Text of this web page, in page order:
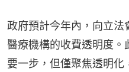
政府預計今年內，向立法
醫療機構的收費透明度。
要一步，但僅聚焦透明